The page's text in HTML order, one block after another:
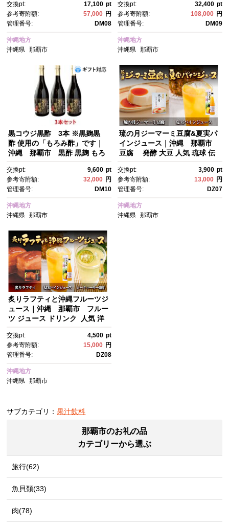
交換pt: 17,100 pt
参考寄附額:
57,000 円
管理番号:
DM08
沖縄地方
沖縄県
那覇市
交換pt: 32,400 pt
参考寄附額:
108,000 円
管理番号:
DM09
沖縄地方
沖縄県 那覇市
黒コウジ黒酢 3本 ※黒麹黒
酢 使用の「もろみ酢」です｜
沖縄 那覇市 黒酢 黒麹 もろ
交換pt: 9,600 pt
参考寄附額:
32,000 円
管理番号:
DM10
沖縄地方
沖縄県
那覇市
琉の月ジーマーミ豆腐&夏実パ
インジュース｜沖縄 那覇市
豆腐 発酵 大豆 人気 琉球 伝
交換pt: 3,900 pt
参考寄附額:
13,000 円
管理番号:
DZ07
沖縄地方
沖縄県 那覇市
炙りラフティと沖縄フルーツジ
ュース｜沖縄 那覇市 フルー
ツ ジュース ドリンク 人気 洋
交換pt: 4,500 pt
参考寄附額:
15,000 円
管理番号:
DZ08
沖縄地方
沖縄県
那覇市
サブカテゴリ：果汁飲料
那覇市のお礼の品
カテゴリーから選ぶ
旅行(62)
魚貝類(33)
肉(78)